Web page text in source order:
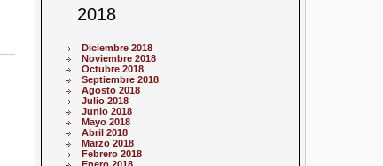
2018
Diciembre 2018
Noviembre 2018
Octubre 2018
Septiembre 2018
Agosto 2018
Julio 2018
Junio 2018
Mayo 2018
Abril 2018
Marzo 2018
Febrero 2018